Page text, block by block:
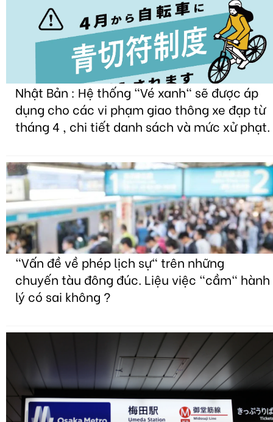
Nhật Bản : Hệ thống "Vé xanh" sẽ được áp
dụng cho các vi phạm giao thông xe đạp từ
tháng 4 , chi tiết danh sách và mức xử phạt.
"Vấn đề về phép lịch sự" trên những
chuyến tàu đông đúc. Liệu việc "cầm" hành
lý có sai không ?